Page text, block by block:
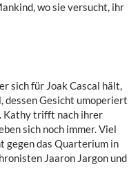
wo sie versucht, ihr
sich für Joak Cascal hält,
dessen Gesicht umoperiert
Kathy trifft nach ihrer
sich noch immer. Viel
gegen das Quarterium in
Jaaron Jargon und